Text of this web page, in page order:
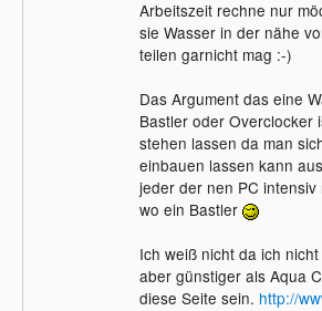
Arbeitszeit rechne nur
sie Wasser in der nähe
teilen garnicht mag :-)
Das Argument das eine
Bastler oder Overclocker
stehen lassen da man
einbauen lassen kann
jeder der nen PC
wo ein Bastler
Ich weiß nicht da ich
aber günstiger als Aqua
diese Seite sein. http://